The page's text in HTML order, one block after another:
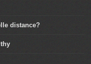
distance?